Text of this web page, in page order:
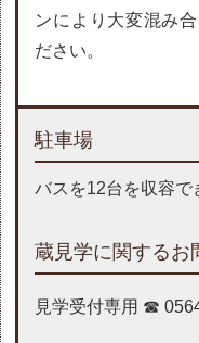
ンにより大変混み
ださい。
駐車場
バスを12台を収容で
蔵見学に関するお
見学受付専用 ☎